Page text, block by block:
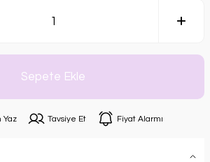
Sepete Ekle
Yaz Tavsiye Et Fiyat Alarmı